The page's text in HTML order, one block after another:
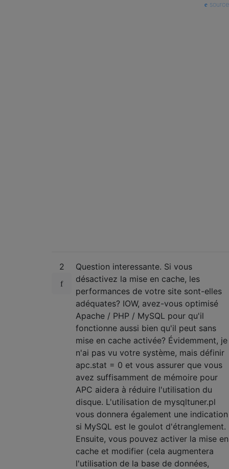
source
2
Question interessante. Si vous
désactivez la mise en cache, les
performances de votre site sont-elles
adéquates? IOW, avez-vous optimisé
Apache / PHP / MySQL pour qu'il
fonctionne aussi bien qu'il peut sans
mise en cache activée? Évidemment, je
n'ai pas vu votre système, mais définir
apc.stat = 0 et vous assurer que vous
avez suffisamment de mémoire pour
APC aidera à réduire l'utilisation du
disque. L'utilisation de mysqltuner.pl
vous donnera également une indication
si MySQL est le goulot d'étranglement.
Ensuite, vous pouvez activer la mise en
cache et modifier (cela augmentera
l'utilisation de la base de données,